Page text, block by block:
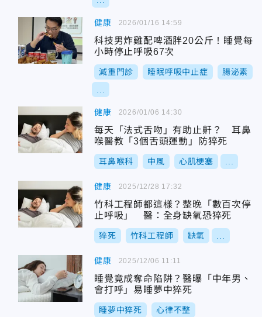
健康
科技男炸雞配啤酒胖20公斤！睡覺每
小時停止呼吸67次
減重門診 睡眠呼吸中止症 腸泌素
2026/01/16 14:59
健康
每天「法式舌吻」有助止鼾？ 耳鼻
喉醫教「3個舌頭運動」防猝死
耳鼻喉科 中風 心肌梗塞
2026/01/06 14:30
健康
竹科工程師都這樣？整晚「數百次停
止呼吸」 醫：全身缺氧恐猝死
猝死 竹科工程師 缺氧
2025/12/28 17:32
健康
睡覺竟成奪命陷阱？醫曝「中年男、
會打呼」易睡夢中猝死
睡夢中猝死 心律不整
2025/12/06 11:11